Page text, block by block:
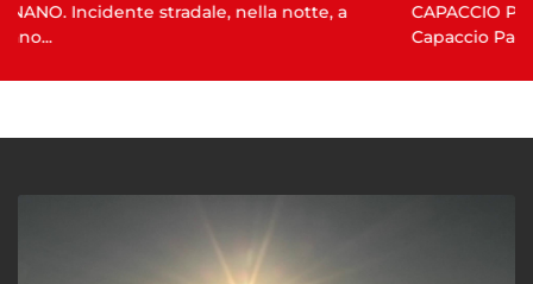
stradale, nella notte, a
CAPACCIO PAESTUM. Incisiva